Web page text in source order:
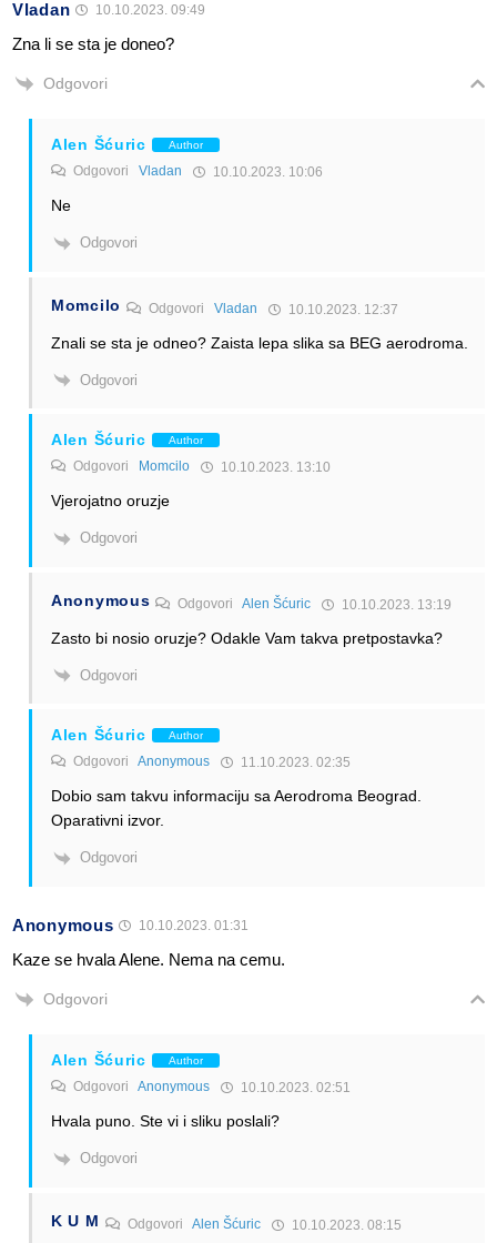
Vladan 10.10.2023. 09:49
Zna li se sta je doneo?
Odgovori
Alen Šćuric Author
Odgovori Vladan 10.10.2023. 10:06
Ne
Odgovori
Momcilo Odgovori Vladan 10.10.2023. 12:37
Znali se sta je odneo? Zaista lepa slika sa BEG aerodroma.
Odgovori
Alen Šćuric Author
Odgovori Momcilo 10.10.2023. 13:10
Vjerojatno oruzje
Odgovori
Anonymous OdgovoriAlen Šćuric 10.10.2023. 13:19
Zasto bi nosio oruzje? Odakle Vam takva pretpostavka?
Odgovori
Alen Šćuric Author
Odgovori Anonymous 11.10.2023. 02:35
Dobio sam takvu informaciju sa Aerodroma Beograd.
Oparativni izvor.
Odgovori
Anonymous 10.10.2023. 01:31
Kaze se hvala Alene. Nema na cemu.
Odgovori
Alen Šćuric Author
Odgovori Anonymous 10.10.2023. 02:51
Hvala puno. Ste vi i sliku poslali?
Odgovori
K U M Odgovori Alen Šćuric 10.10.2023. 08:15